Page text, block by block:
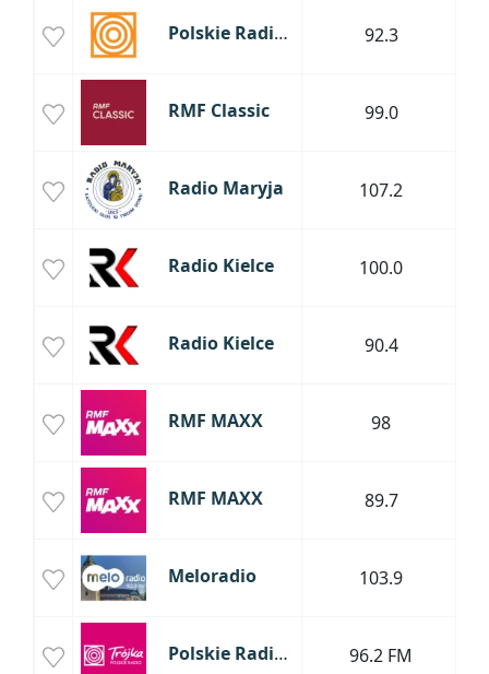
Polskie Radio Jedynka 92.3
RMF Classic 99.0
Radio Maryja 107.2
Radio Kielce 100.0
Radio Kielce 90.4
RMF MAXX 98
RMF MAXX 89.7
Meloradio 103.9
Polskie Radio Trójka 96.2 FM